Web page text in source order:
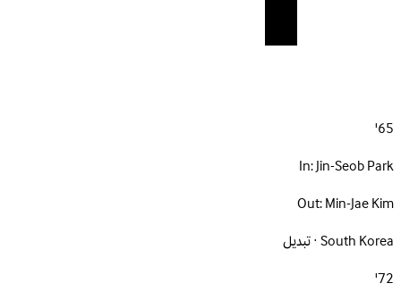
65'
In:Jin-Seob Park
Out:Min-Jae Kim
South Korea · تبديل
72'